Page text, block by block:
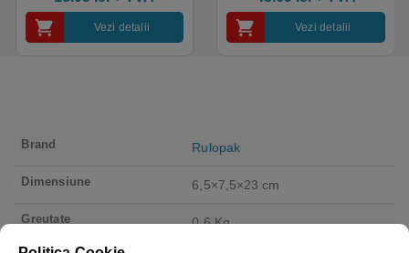
Vezi detalii Vezi detalii
Brand Rulopak
Dimensiune 6,5×7,5×23 cm
Greutate 0,6 Kg